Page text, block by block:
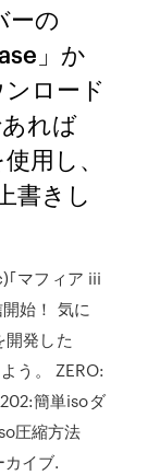
ーの
」か
ロード
れば
用し、
書きし
｢マフィア iii
始！ 気に
開発した
う。 ZERO:
簡単isoダ
圧縮方法
イブ.